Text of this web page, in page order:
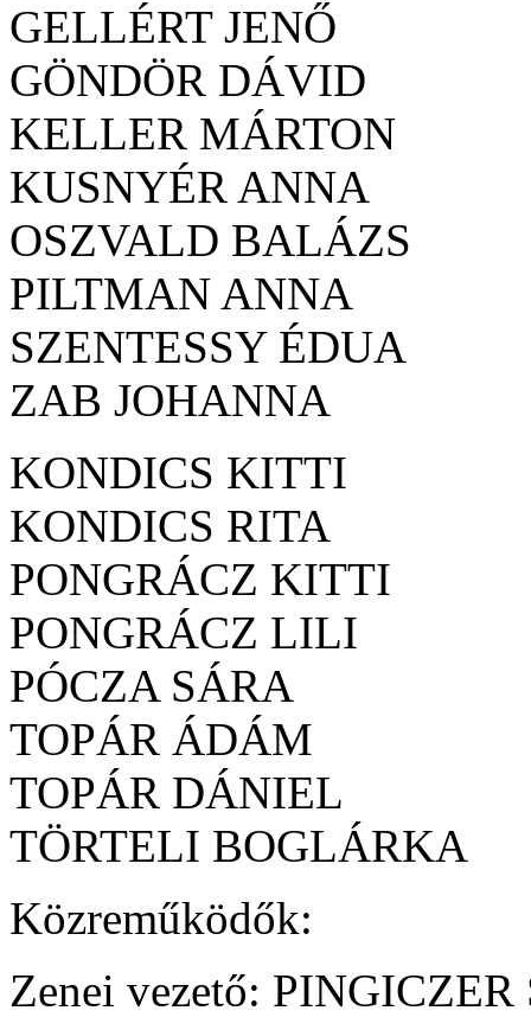
GELLÉRT JENŐ
GÖNDÖR DÁVID
KELLER MÁRTON
KUSNYÉR ANNA
OSZVALD BALÁZS
PILTMAN ANNA
SZENTESSY ÉDUA
ZAB JOHANNA
KONDICS KITTI
KONDICS RITA
PONGRÁCZ KITTI
PONGRÁCZ LILI
PÓCZA SÁRA
TOPÁR ÁDÁM
TOPÁR DÁNIEL
TÖRTELI BOGLÁRKA
Közreműködők:
Zenei vezető: